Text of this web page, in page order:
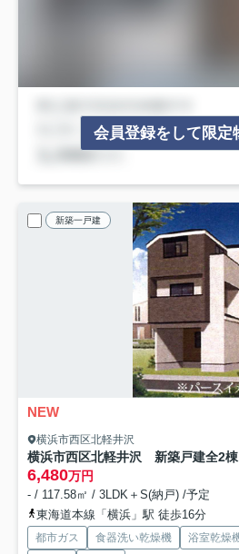
会員登録をして限定
新築一戸建
NEW
横浜市西区北軽井沢
横浜市西区北軽井沢 新築戸建全2
6,480万円
- / 117.58㎡ / 3LDK＋S(納戸) /予定
東海道本線「横浜」駅 徒歩16分
都市ガス 食器洗い乾燥機 浴室乾燥